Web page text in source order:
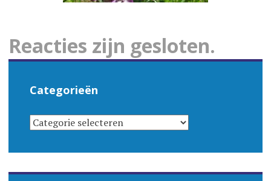
Reacties zijn gesloten.
Categorieën
CATEGORIEËN